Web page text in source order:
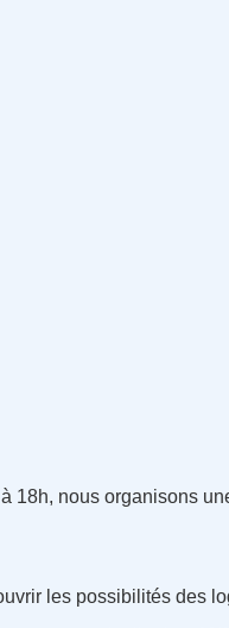
18h, nous organisons
les possibilités des